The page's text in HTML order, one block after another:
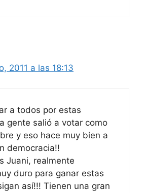
2011 a las 18:13
a todos por estas
gente salió a votar como
y eso hace muy bien a
democracia!!
Juani, realmente
duro para ganar estas
así!!! Tienen una gran